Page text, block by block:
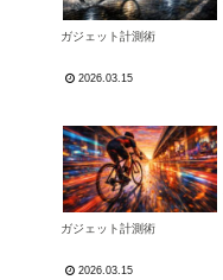
ガジェット計測術
2026.03.15
ガジェット計測術
2026.03.15